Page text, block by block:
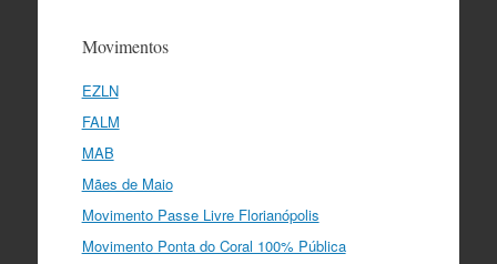
Movimentos
EZLN
FALM
MAB
Mães de Maio
Movimento Passe Livre Florianópolis
Movimento Ponta do Coral 100% Pública